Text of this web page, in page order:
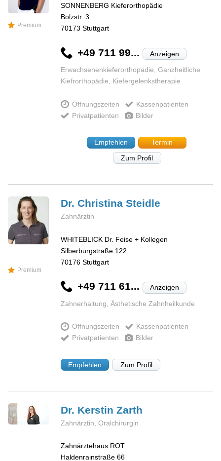
Premium
SONNENBERG Kieferorthopädie
Bolzstr. 3
70173 Stuttgart
+49 711 99... Anzeigen
Erwachsenenkieferorthopädie, Ganzheitliche
Kiefrorthopädie, Kiefergelenkstherapie
Öffnungszeiten
Kassenpatienten
Privatpatienten
Bilder
Empfehlen
Termin
Zum Profil
Premium
Dr. ChristinaSteidle
Zahnärztin
WHITEBLICK Dr. Feise + Kollegen
Silberburgstraße 122
70176 Stuttgart
+49 711 61... Anzeigen
Zahnerhaltung, Ästhetische Zahnheilkunde
Öffnungszeiten
Kassenpatienten
Privatpatienten
Bilder
Empfehlen Zum Profil
Dr. KerstinZarth
Zahnärztin, Oralchirurgin
Zahnärztehaus ROT
Haldenrainstraße 66